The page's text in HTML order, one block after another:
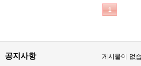
1
공지사항 게시물이 없